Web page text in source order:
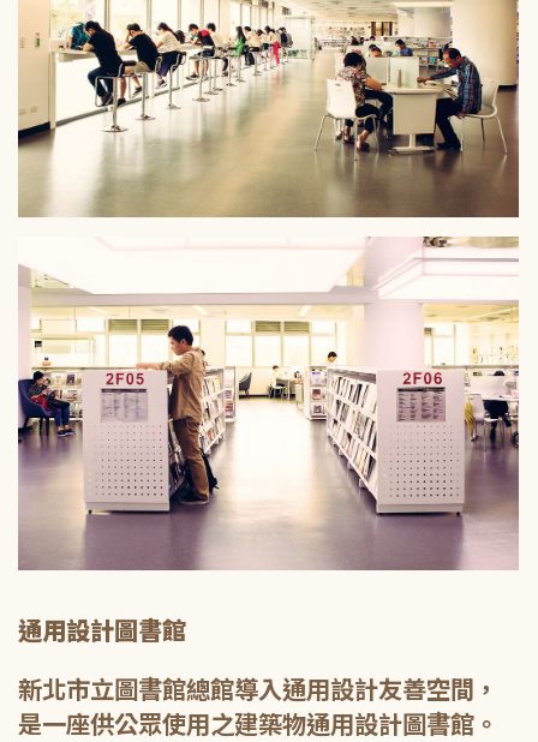
通用設計圖書館
新北市立圖書館總館導入通用設計友善空間，
是一座供公眾使用之建築物通用設計圖書館。